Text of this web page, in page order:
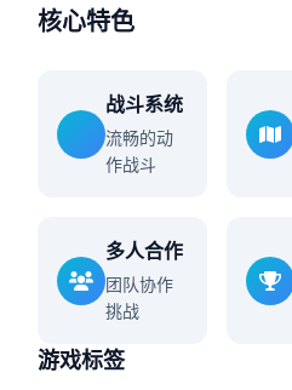
核心特色
战斗系统
流畅的动
作战斗
多人合作
团队协作
挑战
游戏标签